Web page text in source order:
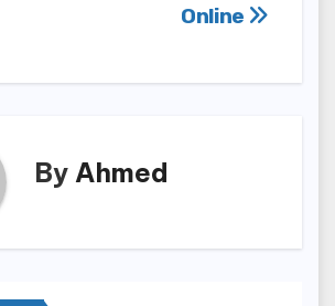
Online
By Ahmed